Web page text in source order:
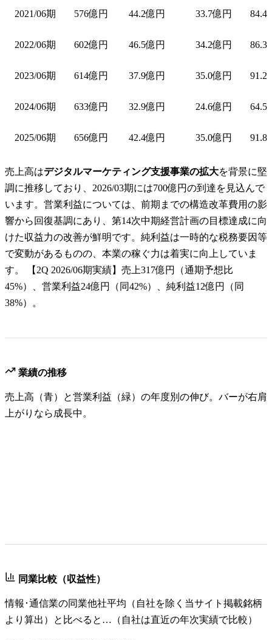
2021/06期 576億円 44.2億円 33.7億円 84.4
2022/06期 602億円 46.5億円 34.2億円 86.3
2023/06期 614億円 37.9億円 35.0億円 91.2
2024/06期 633億円 32.9億円 24.6億円 64.5
2025/06期 656億円 42.4億円 35.0億円 91.8
売上高はデジタルマーケティング支援事業の拡大を背景に堅
調に推移しており、2026/03期には700億円の到達を見込んで
います。営業利益については、前期までの構造改革費用の影
響から回復基調にあり、第14次中期経営計画の目標達成に向
けた収益力の改善が鮮明です。純利益は一時的な税務要因等
で変動があるものの、本業の稼ぐ力は着実に向上していま
す。 【2Q 2026/06期実績】売上317億円（通期予想比
45%）、営業利益24億円（同42%）、純利益12億円（同
38%）。
業績の推移
売上高（青）と営業利益（緑）の年度別の伸び。バーが右肩
上がりなら成長中。
同業比較（収益性）
情報･通信業の同業他社平均（自社を除く当サイト掲載銘柄
より算出）と比べると…（自社は直近の年次実績で比較）